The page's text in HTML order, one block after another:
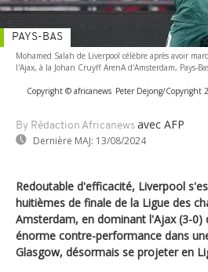
Mohamed Salah de Liverpool célèbre après avoir
l'Ajax, à la Johan Cruyff ArenA d'Amsterdam, Pays-
Copyright © africanews Peter Dejong/Copyright
By Rédaction Africanews avec AFP
Dernière MAJ: 13/08/2024
PAYS-BAS
Redoutable d'efficacité, Liverpool
huitièmes de finale de la Ligue des
Amsterdam, en dominant l'Ajax (3-0)
énorme contre-performance dans
Glasgow, désormais se projeter en